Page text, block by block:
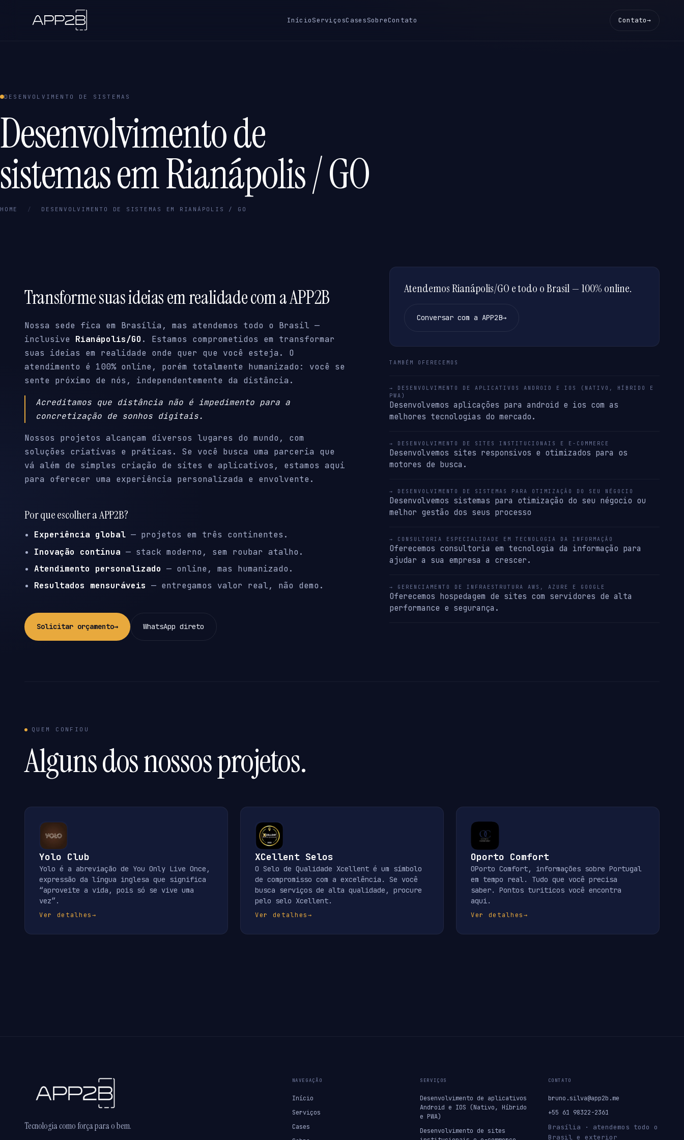
InícioServiçosCasesSobreContato Contato→
DESENVOLVIMENTO DE SISTEMAS
Desenvolvimento de
sistemas em Rianápolis / GO
HOME / DESENVOLVIMENTO DE SISTEMAS EM RIANÁPOLIS / GO
Transforme suas ideias em realidade com a APP2B
Nossa sede fica em Brasília, mas atendemos todo o Brasil —
inclusive Rianápolis/GO . Estamos comprometidos em transformar
suas ideias em realidade onde quer que você esteja. O
atendimento é 100% online, porém totalmente humanizado: você se
sente próximo de nós, independentemente da distância.
Acreditamos que distância não é impedimento para a
concretização de sonhos digitais.
Nossos projetos alcançam diversos lugares do mundo, com
soluções criativas e práticas. Se você busca uma parceria que
vá além de simples criação de sites e aplicativos, estamos aqui
para oferecer uma experiência personalizada e envolvente.
Por que escolher a APP2B?
Experiência global — projetos em três continentes.
Inovação contínua — stack moderno, sem roubar atalho.
Atendimento personalizado — online, mas humanizado.
Resultados mensuráveis — entregamos valor real, não demo.
Solicitar orçamento→ WhatsApp direto
Atendemos Rianápolis/GO e todo o Brasil — 100% online.
Conversar com a APP2B→
TAMBÉM OFERECEMOS
→ DESENVOLVIMENTO DE APLICATIVOS ANDROID E IOS (NATIVO, HÍBRIDO E
PWA)
Desenvolvemos aplicações para android e ios com as
melhores tecnologias do mercado.
→ DESENVOLVIMENTO DE SITES INSTITUCIONAIS E E-COMMERCE
Desenvolvemos sites responsivos e otimizados para os
motores de busca.
→ DESENVOLVIMENTO DE SISTEMAS PARA OTIMIZAÇÃO DO SEU NÉGOCIO
Desenvolvemos sistemas para otimização do seu négocio ou
melhor gestão dos seus processo
→ CONSULTORIA ESPECIALIDADE EM TECNOLOGIA DA INFORMAÇÃO
Oferecemos consultoria em tecnologia da informação para
ajudar a sua empresa a crescer.
→ GERENCIAMENTO DE INFRAESTRUTURA AWS, AZURE E GOOGLE
Oferecemos hospedagem de sites com servidores de alta
performance e segurança.
QUEM CONFIOU
Alguns dos nossos projetos.
Yolo Club
Yolo é a abreviação de You Only Live Once,
expressão da língua inglesa que significa
“aproveite a vida, pois só se vive uma
vez”.
Ver detalhes→
XCellent Selos
O Selo de Qualidade Xcellent é um símbolo
de compromisso com a excelência. Se você
busca serviços de alta qualidade, procure
pelo selo Xcellent.
Ver detalhes→
Oporto Comfort
OPorto Comfort, informações sobre Portugal
em tempo real. Tudo que você precisa
saber. Pontos turiticos você encontra
aqui.
Ver detalhes→
Tecnologia como força para o bem.
NAVEGAÇÃO
Início
Serviços
Cases
SERVIÇOS
Desenvolvimento de aplicativos
Android e IOS (Nativo, Híbrido
e PWA)
Desenvolvimento de sites
CONTATO
bruno.silva@app2b.me
+55 61 98322-2361
Brasília · atendemos todo o
Brasil e exterior